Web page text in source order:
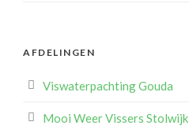
AFDELINGEN
Viswaterpachting Gouda
Mooi Weer Vissers Stolwijk